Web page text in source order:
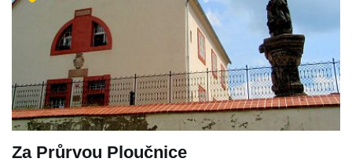
Za Průrvou Ploučnice